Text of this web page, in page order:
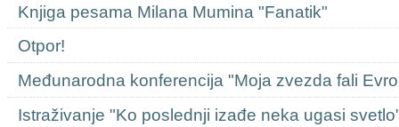
Knjiga pesama Milana Mumina "Fanatik"
Otpor!
Međunarodna konferencija "Moja zvezda fali
Istraživanje "Ko poslednji izađe neka ugasi